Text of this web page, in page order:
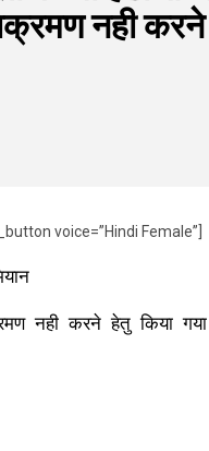
नही
voice=”Hindi Female”]
नही करने हेतु किया